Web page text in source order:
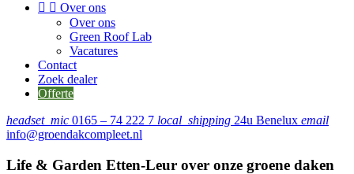
  Over ons
Over ons
Green Roof Lab
Vacatures
Contact
Zoek dealer
Offerte
headset_mic 0165 – 74 222 7 local_shipping 24u Benelux email
info@groendakcompleet.nl
Life & Garden Etten-Leur over onze groene daken